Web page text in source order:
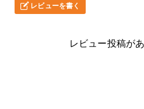
レビューを書く
レビュー投稿が